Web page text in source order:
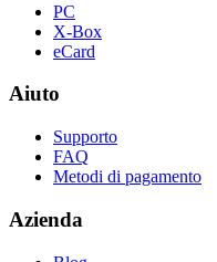
PC
X-Box
eCard
Aiuto
Supporto
FAQ
Metodi di pagamento
Azienda